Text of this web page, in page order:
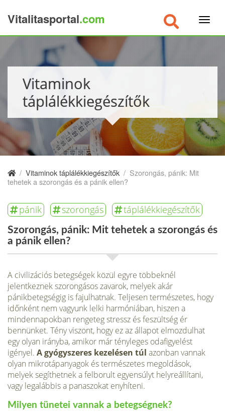
Vitalitasportal.com
Vitaminok
táplálékkiegészítők
/ Vitaminok táplálékkiegészítők / Szorongás, pánik: Mit
tehetek a szorongás és a pánik ellen?
pánik szorongás táplálékkiegészítők
Szorongás, pánik: Mit tehetek a szorongás és
a pánik ellen?
A civilizációs betegségek közül egyre többeknél
jelentkeznek szorongásos zavarok, melyek akár
pánikbetegségig is fajulhatnak. Teljesen természetes, hogy
időnként nem vagyunk lelki harmóniában, hiszen a
mindennapokban rengeteg stressz és feszültség ér
bennünket. Tény viszont, hogy ez az állapot elmozdulhat
egy olyan irányba, amikor már tényleges odafigyelést
igényel. A gyógyszeres kezelésen túl azonban vannak
olyan mikrotápanyagok és természetes megoldások,
melyek segíthetnek a felborult egyensúlyt helyreállítani,
vagy legalábbis a panaszokat enyhíteni.
Milyen tünetei vannak a betegségnek?
×